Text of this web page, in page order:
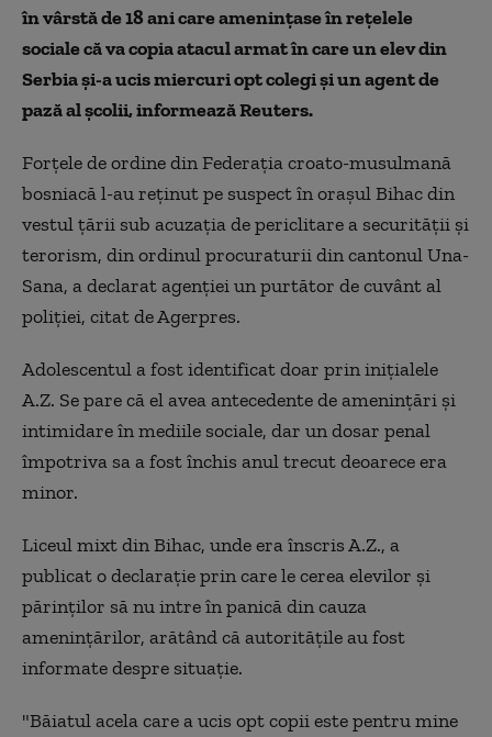
în vârstă de 18 ani care ameninţase în reţelele
sociale că va copia atacul armat în care un elev din
Serbia şi-a ucis miercuri opt colegi şi un agent de
pază al şcolii, informează Reuters.
Forţele de ordine din Federaţia croato-musulmană
bosniacă l-au reţinut pe suspect în oraşul Bihac din
vestul ţării sub acuzaţia de periclitare a securităţii şi
terorism, din ordinul procuraturii din cantonul Una-
Sana, a declarat agenţiei un purtător de cuvânt al
poliţiei, citat de Agerpres.
Adolescentul a fost identificat doar prin iniţialele
A.Z. Se pare că el avea antecedente de ameninţări şi
intimidare în mediile sociale, dar un dosar penal
împotriva sa a fost închis anul trecut deoarece era
minor.
Liceul mixt din Bihac, unde era înscris A.Z., a
publicat o declaraţie prin care le cerea elevilor şi
părinţilor să nu intre în panică din cauza
ameninţărilor, arătând că autorităţile au fost
informate despre situaţie.
"Băiatul acela care a ucis opt copii este pentru mine